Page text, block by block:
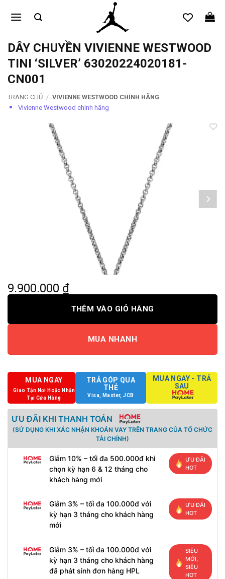
qua
dungDÂY CHUYỀN VIVIENNE WESTWOOD
TINI ‘SILVER’ 63020224020181-
CN001
TRANG CHỦ / VIVIENNE WESTWOOD CHÍNH HÃNG
Vivienne Westwood chính hãng
9.900.000 ₫
THÊM VÀO GIỎ HÀNG
MUA NHANH
MUA NGAY
Giao Tận Nơi Hoặc Nhận
Tại Cửa Hàng
TRẢ GÓP QUA
THẺ
Visa, Master, JCB
MUA NGAY - TRẢ
SAU
ƯU ĐÃI KHI THANH TOÁN
(SỬ DỤNG KHI XÁC NHẬN KHOẢN VAY TRÊN TRANG CỦA TỔ CHỨC
TÀI CHÍNH)
Giảm 10% – tối đa 500.000đ khi
chọn kỳ hạn 6 & 12 tháng cho
khách hàng mới
ƯU ĐÃI
HOT
Giảm 3% – tối đa 100.000đ với
kỳ hạn 3 tháng cho khách hàng
mới
ƯU ĐÃI
HOT
Giảm 3% – tối đa 100.000đ với
kỳ hạn 3 tháng cho khách hàng
đã phát sinh đơn hàng HPL
SIÊU
MỚI,
SIÊU
HOT